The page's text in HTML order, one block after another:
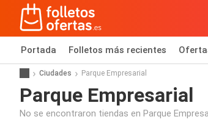
Portada Folletos más recientes
Ciudades Parque Empresarial
Parque Empresarial
No se encontraron tiendas en Parque